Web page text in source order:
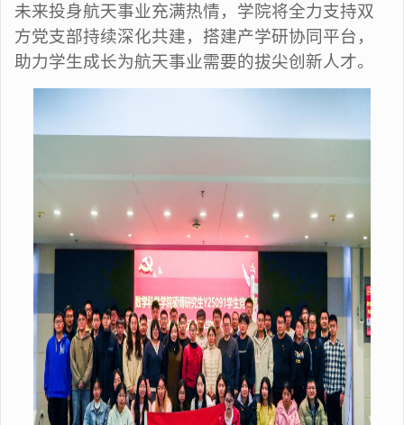
未来投身航天事业充满热情，学院将全力支持双
方党支部持续深化共建，搭建产学研协同平台，
助力学生成长为航天事业需要的拔尖创新人才。